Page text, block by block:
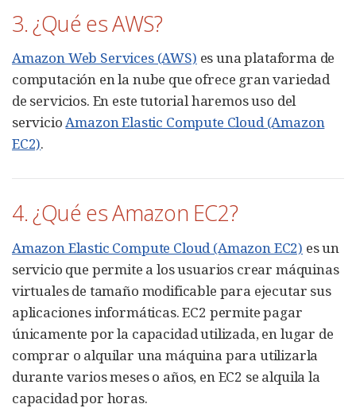
3. ¿Qué es AWS?
Amazon Web Services (AWS) es una plataforma de
computación en la nube que ofrece gran variedad
de servicios. En este tutorial haremos uso del
servicioAmazon Elastic Compute Cloud (Amazon
EC2).
4. ¿Qué es Amazon EC2?
Amazon Elastic Compute Cloud (Amazon EC2) es un
servicio que permite a los usuarios crear máquinas
virtuales de tamaño modificable para ejecutar sus
aplicaciones informáticas. EC2 permite pagar
únicamente por la capacidad utilizada, en lugar de
comprar o alquilar una máquina para utilizarla
durante varios meses o años, en EC2 se alquila la
capacidad por horas.